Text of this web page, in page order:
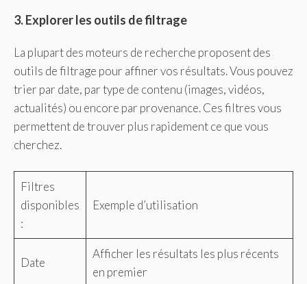
3. Explorer les outils de filtrage
La plupart des moteurs de recherche proposent des
outils de filtrage pour affiner vos résultats. Vous pouvez
trier par date, par type de contenu (images, vidéos,
actualités) ou encore par provenance. Ces filtres vous
permettent de trouver plus rapidement ce que vous
cherchez.
Filtres
disponibles
:
Exemple d’utilisation
Date
Afficher les résultats les plus récents
en premier